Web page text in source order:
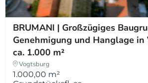
BRUMANI | Großzügiges
Genehmigung und Hanglage in
ca. 1.000 m²
Vogtsburg
1.000,00 m²